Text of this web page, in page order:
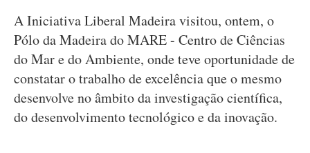
A Iniciativa Liberal Madeira visitou, ontem, o
Pólo da Madeira do MARE - Centro de Ciências
do Mar e do Ambiente, onde teve oportunidade de
constatar o trabalho de excelência que o mesmo
desenvolve no âmbito da investigação científica,
do desenvolvimento tecnológico e da inovação.